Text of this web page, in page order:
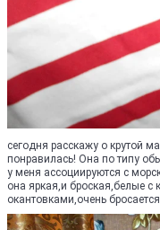
сегодня расскажу о крутой
понравилась! Она по типу
у меня ассоциируются с
она яркая,и броская,белые
окантовками,очень